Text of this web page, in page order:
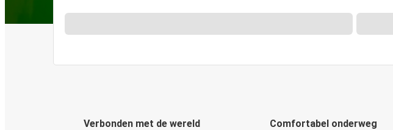
Verbonden met de wereld Comfortabel onderweg